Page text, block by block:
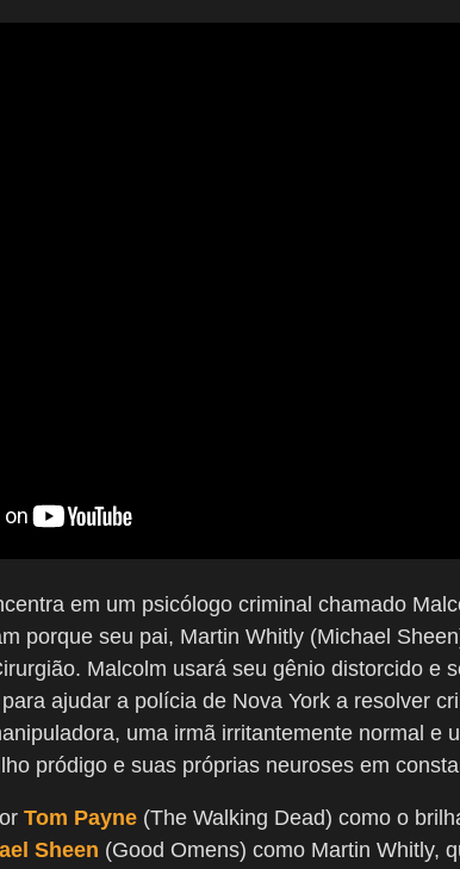
em um psicólogo criminal chamado
porque seu pai, Martin Whitly (Michael
Malcolm usará seu gênio distorcido e
ajudar a polícia de Nova York a resolver
uma irmã irritantemente normal e
pródigo e suas próprias neuroses em
Tom Payne (The Walking Dead) como o
Sheen (Good Omens) como Martin Whitly,